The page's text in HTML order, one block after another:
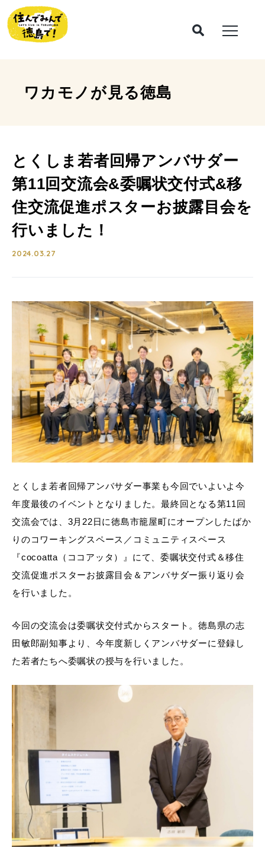
ワカモノが見る徳島
とくしま若者回帰アンバサダー
第11回交流会&委嘱状交付式&移
住交流促進ポスターお披露目会を
行いました！
2024.03.27
とくしま若者回帰アンバサダー事業も今回でいよいよ今
年度最後のイベントとなりました。最終回となる第11回
交流会では、3月22日に徳島市籠屋町にオープンしたばか
りのコワーキングスペース／コミュニティスペース
『cocoatta（ココアッタ）』にて、委嘱状交付式＆移住
交流促進ポスターお披露目会＆アンバサダー振り返り会
を行いました。
今回の交流会は委嘱状交付式からスタート。徳島県の志
田敏郎副知事より、今年度新しくアンバサダーに登録し
た若者たちへ委嘱状の授与を行いました。